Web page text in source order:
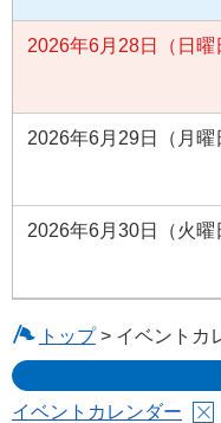
2026年6月28日（日曜
2026年6月29日（月曜
2026年6月30日（火曜
トップ> イベントカ
イベントカレンダー